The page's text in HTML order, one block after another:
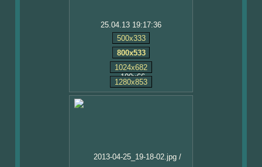
25.04.13 19:17:36
500x333
800x533
1024x682
1280x853